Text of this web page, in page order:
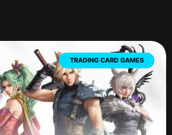
TRADING CARD GAMES